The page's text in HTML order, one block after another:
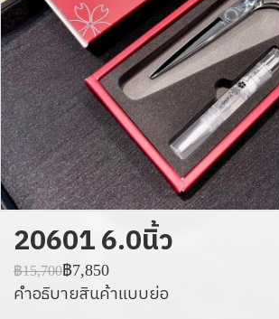
20601 6.0นิ้ว
฿15,700฿7,850
คำอธิบายสินค้าแบบย่อ